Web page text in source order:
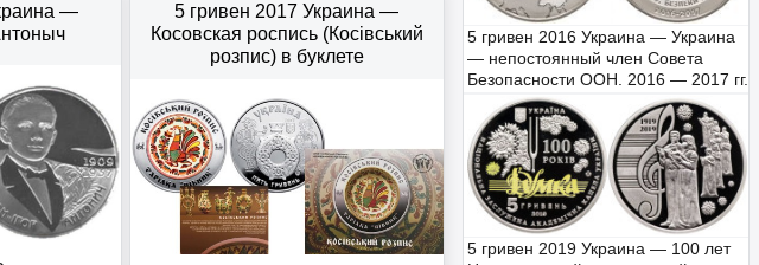
5 гривен 2016 Украина — Украина
— непостоянный член Совета
Безопасности ООН. 2016 — 2017 гг.
5 гривен 2019 Украина — 100 лет
—
5 гривен 2017 Украина —
Косовская роспись (Косівський
розпис) в буклете